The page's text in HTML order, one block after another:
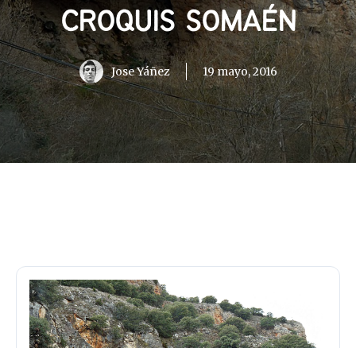
CROQUIS SOMAÉN
Jose Yáñez 19 mayo, 2016